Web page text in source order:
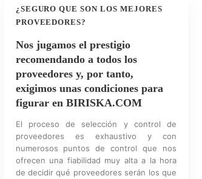
¿SEGURO QUE SON LOS MEJORES
PROVEEDORES?
Nos jugamos el prestigio
recomendando a todos los
proveedores y, por tanto,
exigimos unas condiciones para
figurar en BIRISKA.COM
El proceso de selección y control de
proveedores es exhaustivo y con
numerosos puntos de control que nos
ofrecen una fiabilidad muy alta a la hora
de decidir qué proveedores serán los que